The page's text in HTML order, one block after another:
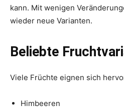
kann. Mit wenigen
wieder neue Varianten.
Beliebte
Viele Früchte eignen sich
Himbeeren